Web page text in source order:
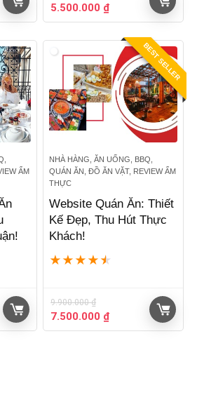
₫.
Giá
gốc
7.900.000 ₫.
5.500.000 ₫Giá
hiện
tại
5.500.000 ₫.
ẨM
BEST SELLER
NHÀ HÀNG, ĂN UỐNG, BBQ,
QUÁN ĂN, ĐỒ ĂN VẶT, REVIEW ẨM
THỰC
Website Quán Ăn: Thiết
Kế Đẹp, Thu Hút Thực
Khách!
★ ★ ★ ★ ★
9.900.000₫
Giá
gốc
7.500.000 ₫Giá
hiện